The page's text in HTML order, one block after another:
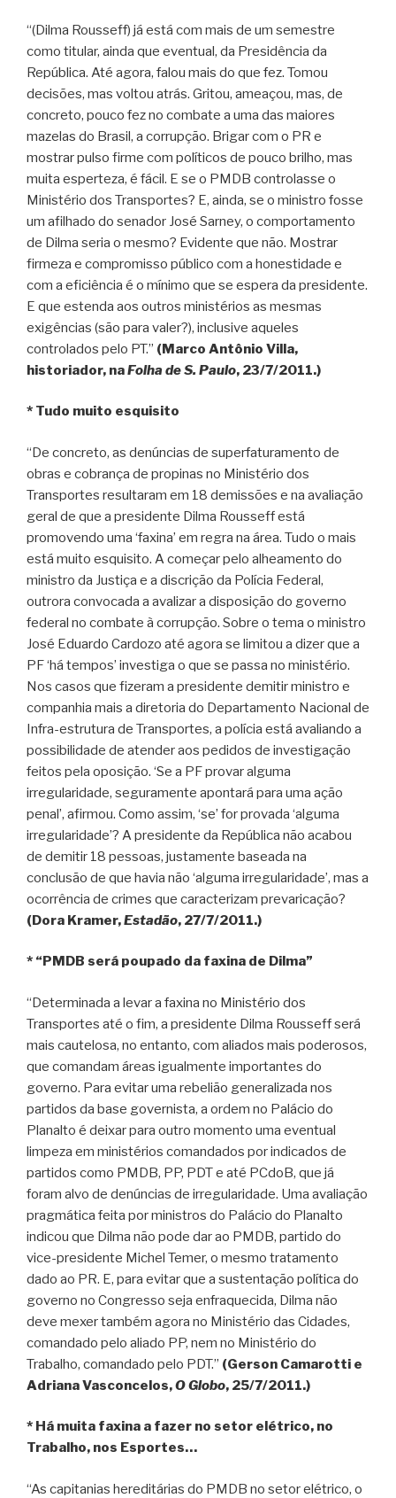
“(Dilma Rousseff) já está com mais de um semestre
como titular, ainda que eventual, da Presidência da
República. Até agora, falou mais do que fez. Tomou
decisões, mas voltou atrás. Gritou, ameaçou, mas, de
concreto, pouco fez no combate a uma das maiores
mazelas do Brasil, a corrupção. Brigar com o PR e
mostrar pulso firme com políticos de pouco brilho, mas
muita esperteza, é fácil. E se o PMDB controlasse o
Ministério dos Transportes? E, ainda, se o ministro fosse
um afilhado do senador José Sarney, o comportamento
de Dilma seria o mesmo? Evidente que não. Mostrar
firmeza e compromisso público com a honestidade e
com a eficiência é o mínimo que se espera da presidente.
E que estenda aos outros ministérios as mesmas
exigências (são para valer?), inclusive aqueles
controlados pelo PT.” (Marco Antônio Villa,
historiador, naFolha de S. Paulo, 23/7/2011.)
* Tudo muito esquisito
“De concreto, as denúncias de superfaturamento de
obras e cobrança de propinas no Ministério dos
Transportes resultaram em 18 demissões e na avaliação
geral de que a presidente Dilma Rousseff está
promovendo uma ‘faxina’ em regra na área. Tudo o mais
está muito esquisito. A começar pelo alheamento do
ministro da Justiça e a discrição da Polícia Federal,
outrora convocada a avalizar a disposição do governo
federal no combate à corrupção. Sobre o tema o ministro
José Eduardo Cardozo até agora se limitou a dizer que a
PF ‘há tempos’ investiga o que se passa no ministério.
Nos casos que fizeram a presidente demitir ministro e
companhia mais a diretoria do Departamento Nacional de
Infra-estrutura de Transportes, a polícia está avaliando a
possibilidade de atender aos pedidos de investigação
feitos pela oposição. ‘Se a PF provar alguma
irregularidade, seguramente apontará para uma ação
penal’, afirmou. Como assim, ‘se’ for provada ‘alguma
irregularidade’? A presidente da República não acabou
de demitir 18 pessoas, justamente baseada na
conclusão de que havia não ‘alguma irregularidade’, mas a
ocorrência de crimes que caracterizam prevaricação?
(Dora Kramer,Estadão, 27/7/2011.)
* “PMDB será poupado da faxina de Dilma”
“Determinada a levar a faxina no Ministério dos
Transportes até o fim, a presidente Dilma Rousseff será
mais cautelosa, no entanto, com aliados mais poderosos,
que comandam áreas igualmente importantes do
governo. Para evitar uma rebelião generalizada nos
partidos da base governista, a ordem no Palácio do
Planalto é deixar para outro momento uma eventual
limpeza em ministérios comandados por indicados de
partidos como PMDB, PP, PDT e até PCdoB, que já
foram alvo de denúncias de irregularidade. Uma avaliação
pragmática feita por ministros do Palácio do Planalto
indicou que Dilma não pode dar ao PMDB, partido do
vice-presidente Michel Temer, o mesmo tratamento
dado ao PR. E, para evitar que a sustentação política do
governo no Congresso seja enfraquecida, Dilma não
deve mexer também agora no Ministério das Cidades,
comandado pelo aliado PP, nem no Ministério do
Trabalho, comandado pelo PDT.” (Gerson Camarotti e
Adriana Vasconcelos,O Globo, 25/7/2011.)
* Há muita faxina a fazer no setor elétrico, no
Trabalho, nos Esportes…
“As capitanias hereditárias do PMDB no setor elétrico, o